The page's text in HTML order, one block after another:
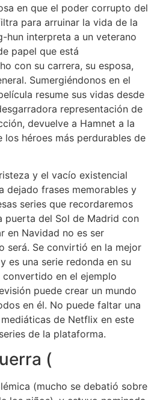
en que el poder corrupto del
para arruinar la vida de la
hun interpreta a un veterano
papel que está
con su carrera, su esposa,
Sumergiéndonos en el
resume sus vidas desde
representación de
devuelve a Hamnet a la
héroes más perdurables de
y el vacío existencial
dejado frases memorables y
series que recordaremos
puerta del Sol de Madrid con
en Navidad no es ser
será. Se convirtió en la mejor
es una serie redonda en su
en el ejemplo
puede crear un mundo
en él. No puede faltar una
de Netflix en este
de la plataforma.
(
(mucho se debatió sobre